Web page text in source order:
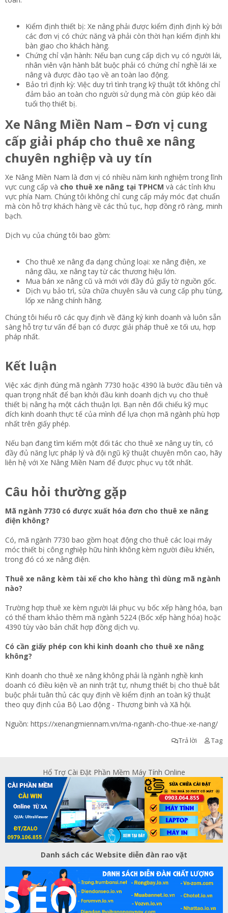
Kiểm định thiết bị: Xe nâng phải được kiểm định định kỳ bởi
các đơn vị có chức năng và phải còn thời hạn kiểm định khi
bàn giao cho khách hàng.
Chứng chỉ vận hành: Nếu bạn cung cấp dịch vụ có người lái,
nhân viên vận hành bắt buộc phải có chứng chỉ nghề lái xe
nâng và được đào tạo về an toàn lao động.
Bảo trì định kỳ: Việc duy trì tình trạng kỹ thuật tốt không chỉ
đảm bảo an toàn cho người sử dụng mà còn giúp kéo dài
tuổi thọ thiết bị.
Xe Nâng Miền Nam – Đơn vị cung
cấp giải pháp cho thuê xe nâng
chuyên nghiệp và uy tín​
Xe Nâng Miền Nam là đơn vị có nhiều năm kinh nghiệm trong lĩnh
vực cung cấp và cho thuê xe nâng tại TPHCM và các tỉnh khu
vực phía Nam. Chúng tôi không chỉ cung cấp máy móc đạt chuẩn
mà còn hỗ trợ khách hàng về các thủ tục, hợp đồng rõ ràng, minh
bạch.
Dịch vụ của chúng tôi bao gồm:
Cho thuê xe nâng đa dạng chủng loại: xe nâng điện, xe
nâng dầu, xe nâng tay từ các thương hiệu lớn.
Mua bán xe nâng cũ và mới với đầy đủ giấy tờ nguồn gốc.
Dịch vụ bảo trì, sửa chữa chuyên sâu và cung cấp phụ tùng,
lốp xe nâng chính hãng.
Chúng tôi hiểu rõ các quy định về đăng ký kinh doanh và luôn sẵn
sàng hỗ trợ tư vấn để bạn có được giải pháp thuê xe tối ưu, hợp
pháp nhất.
Kết luận​
Việc xác định đúng mã ngành 7730 hoặc 4390 là bước đầu tiên và
quan trọng nhất để bạn khởi đầu kinh doanh dịch vụ cho thuê
thiết bị nâng hạ một cách thuận lợi. Bạn nên đối chiếu kỹ mục
đích kinh doanh thực tế của mình để lựa chọn mã ngành phù hợp
nhất trên giấy phép.
Nếu bạn đang tìm kiếm một đối tác cho thuê xe nâng uy tín, có
đầy đủ năng lực pháp lý và đội ngũ kỹ thuật chuyên môn cao, hãy
liên hệ với Xe Nâng Miền Nam để được phục vụ tốt nhất.
Câu hỏi thường gặp​
Mã ngành 7730 có được xuất hóa đơn cho thuê xe nâng
điện không?
Có, mã ngành 7730 bao gồm hoạt động cho thuê các loại máy
móc thiết bị công nghiệp hữu hình không kèm người điều khiển,
trong đó có xe nâng điện.
Thuê xe nâng kèm tài xế cho kho hàng thì dùng mã ngành
nào?
Trường hợp thuê xe kèm người lái phục vụ bốc xếp hàng hóa, bạn
có thể tham khảo thêm mã ngành 5224 (Bốc xếp hàng hóa) hoặc
4390 tùy vào bản chất hợp đồng dịch vụ.
Có cần giấy phép con khi kinh doanh cho thuê xe nâng
không?
Kinh doanh cho thuê xe nâng không phải là ngành nghề kinh
doanh có điều kiện về an ninh trật tự, nhưng thiết bị cho thuê bắt
buộc phải tuân thủ các quy định về kiểm định an toàn kỹ thuật
theo quy định của Bộ Lao động - Thương binh và Xã hội.
Nguồn: https://xenangmiennam.vn/ma-nganh-cho-thue-xe-nang/
Trả lời Tag
Hổ Trợ Cài Đặt Phần Mềm Máy Tính Online
Danh sách các Website diễn đàn rao vặt